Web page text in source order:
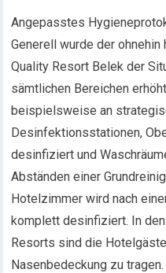
Angepasstes
Generell wurde der
Quality Resort Belek der
sämtlichen Bereichen
beispielsweise an
Desinfektionsstationen,
desinfiziert und
Abständen einer
Hotelzimmer wird nach
komplett desinfiziert. In
Resorts sind die
Nasenbedeckung zu